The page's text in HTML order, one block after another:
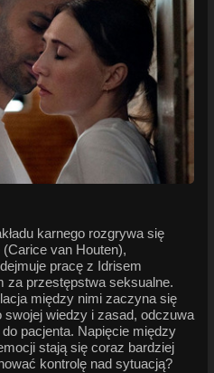
karnego rozgrywa się
van Houten),
pracę z Idrisem
za przestępstwa seksualne.
między nimi zaczyna się
wiedzy i zasad, odczuwa
pacjenta. Napięcie między
stają się coraz bardziej
kontrolę nad sytuacją?